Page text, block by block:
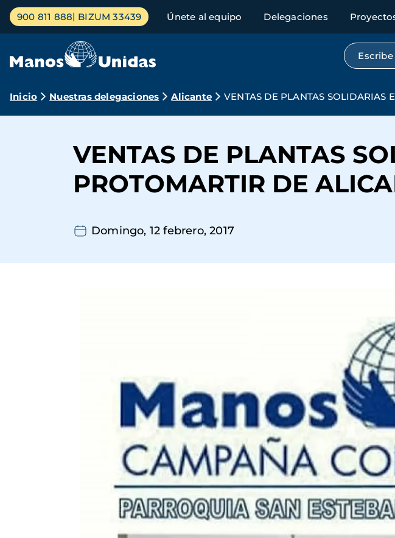
Pasar
contenido
Menú
principal
900 811 888 BIZUM 33439 Únete al equipo Delegaciones
Ruta
navegación
Inicio Nuestras delegaciones Alicante VENTAS DE PLANTAS SOLIDARIAS
VENTAS DE PLANTAS
PROTOMARTIR DE
Domingo, 12 febrero, 2017